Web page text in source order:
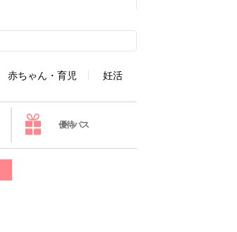
赤ちゃん・育児 妊活
優待パス